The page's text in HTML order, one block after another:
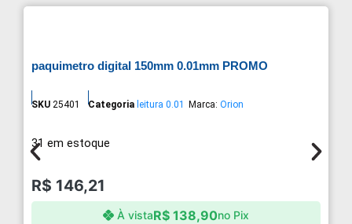
paquimetro digital 150mm 0.01mm PROMO
SKU 25401 Categoria leitura 0.01 Marca: Orion
31 em estoque
R$ 146,21
À vistaR$ 138,90no Pix